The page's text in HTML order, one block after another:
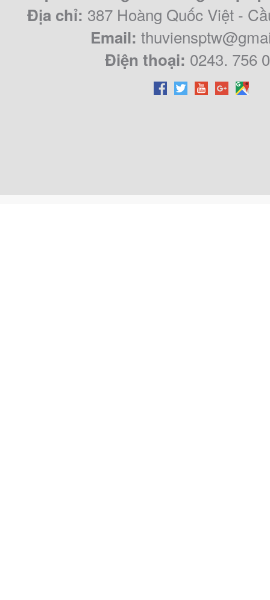
Địa chỉ: 387 Hoàng Quốc Việt -
Email:
Điện thoại: 0243. 756